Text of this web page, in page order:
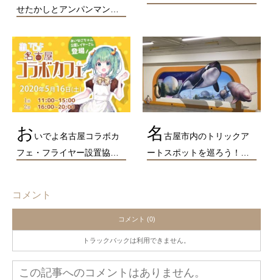
せたかしとアンパンマン…
おいでよ名古屋コラボカ
フェ・フライヤー設置協…
名 古屋市内のトリックア
ートスポットを巡ろう！…
コメント
コメント (0)
トラックバックは利用できません。
この記事へのコメントはありません。